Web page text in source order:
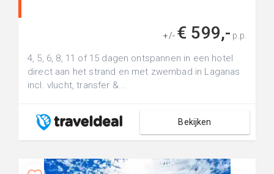
+/- € 599,- p.p.
4, 5, 6, 8, 11 of 15 dagen ontspannen in een hotel
direct aan het strand en met zwembad in Laganas
incl. vlucht, transfer &...
Bekijken